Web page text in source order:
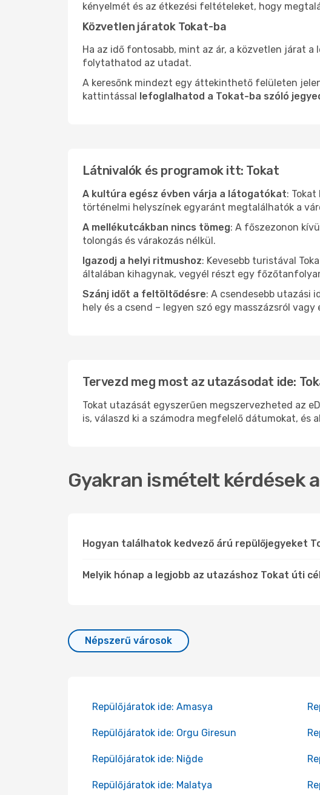
kényelmét és az étkezési feltételeket, hogy
Közvetlen járatok Tokat-ba
Ha az idő fontosabb, mint az ár, a közvetlen járat
folytathatod az utadat.
A keresőnk mindezt egy áttekinthető felületen
kattintással lefoglalhatod a Tokat-ba szóló
Látnivalók és programok itt: Tokat
A kultúra egész évben várja a látogatókat:
történelmi helyszínek egyaránt megtalálhatók a
A mellékutcákban nincs tömeg: A főszezonon
tolongás és várakozás nélkül.
Igazodj a helyi ritmushoz: Kevesebb turistával
általában kihagynak, vegyél részt egy
Szánj időt a feltöltődésre: A csendesebb utazási
hely és a csend – legyen szó egy masszázsról vagy
Tervezd meg most az utazásodat ide:
Tokat utazását egyszerűen megszervezheted az
is, válaszd ki a számodra megfelelő dátumokat,
Gyakran ismételt kérdések
Hogyan találhatok kedvező árú repülőjegyeket
Melyik hónap a legjobb az utazáshoz Tokat úti
Népszerű városok
Repülőjáratok ide: Amasya
Repülőjáratok ide: Orgu Giresun
Repülőjáratok ide: Niğde
Repülőjáratok ide: Malatya